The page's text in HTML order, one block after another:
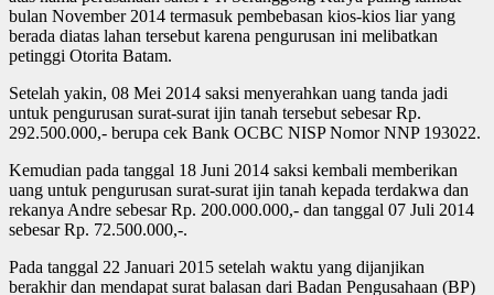
bulan November 2014 termasuk pembebasan kios-kios liar yang
berada diatas lahan tersebut karena pengurusan ini melibatkan
petinggi Otorita Batam.
Setelah yakin, 08 Mei 2014 saksi menyerahkan uang tanda jadi
untuk pengurusan surat-surat ijin tanah tersebut sebesar Rp.
292.500.000,- berupa cek Bank OCBC NISP Nomor NNP 193022.
Kemudian pada tanggal 18 Juni 2014 saksi kembali memberikan
uang untuk pengurusan surat-surat ijin tanah kepada terdakwa dan
rekanya Andre sebesar Rp. 200.000.000,- dan tanggal 07 Juli 2014
sebesar Rp. 72.500.000,-.
Pada tanggal 22 Januari 2015 setelah waktu yang dijanjikan
berakhir dan mendapat surat balasan dari Badan Pengusahaan (BP)